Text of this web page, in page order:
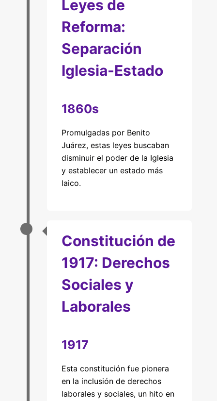
Leyes de
Reforma:
Separación
Iglesia-Estado
1860s
Promulgadas por Benito
Juárez, estas leyes buscaban
disminuir el poder de la Iglesia
y establecer un estado más
laico.
Constitución de
1917: Derechos
Sociales y
Laborales
1917
Esta constitución fue pionera
en la inclusión de derechos
laborales y sociales, un hito en